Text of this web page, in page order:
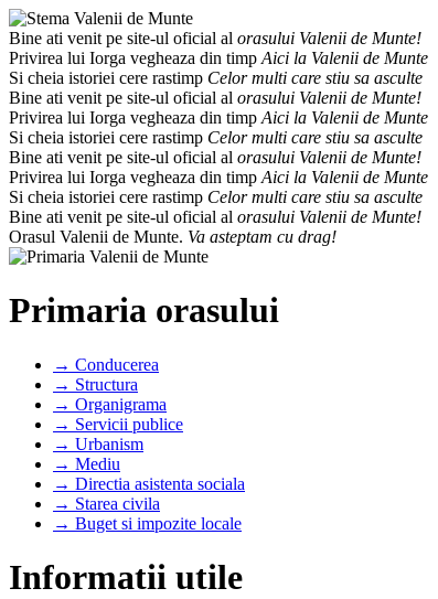
Bine ati venit pe site-ul oficial al orasului Valenii de Munte!
Privirea lui Iorga vegheaza din timp Aici la Valenii de Munte
Si cheia istoriei cere rastimp Celor multi care stiu sa asculte
Bine ati venit pe site-ul oficial al orasului Valenii de Munte!
Privirea lui Iorga vegheaza din timp Aici la Valenii de Munte
Si cheia istoriei cere rastimp Celor multi care stiu sa asculte
Bine ati venit pe site-ul oficial al orasului Valenii de Munte!
Privirea lui Iorga vegheaza din timp Aici la Valenii de Munte
Si cheia istoriei cere rastimp Celor multi care stiu sa asculte
Bine ati venit pe site-ul oficial al orasului Valenii de Munte!
Orasul Valenii de Munte. Va asteptam cu drag!
Primaria orasului
→ Conducerea
→ Structura
→ Organigrama
→ Servicii publice
→ Urbanism
→ Mediu
→ Directia asistenta sociala
→ Starea civila
→ Buget si impozite locale
Informatii utile